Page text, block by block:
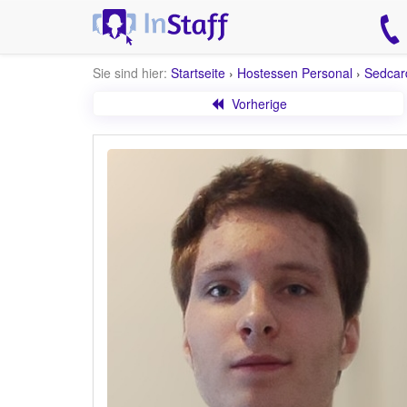
Sie sind hier: Startseite › Hostessen Personal ›
Vorherige